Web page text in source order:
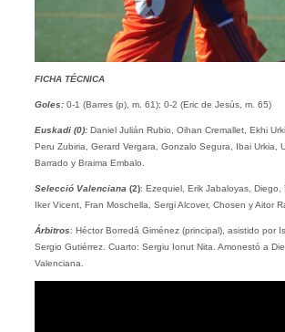
FICHA TÉCNICA
Goles:0-1 (Barres (p), m. 61); 0-2 (Eric de Jesús, m. 65)
Euskadi (0):Daniel Julián Rubio, Oihan Cremallet, Ekhi
Peru Zubiria, Gerard Vergara, Gonzalo Segura, Ibai Urkia,
Barrado y Braima Embalo.
Selecció Valenciana (2): Ezequiel, Erik Jabaloyas, Diego,
Iker Vicent, Fran Moschella, Sergi Alcover, Chosen y Aitor
Árbitros: Héctor Borredá Giménez (principal), asistido por
Sergio Gutiérrez. Cuarto: Sergiu Ionut Nita. Amonestó a
Valenciana.